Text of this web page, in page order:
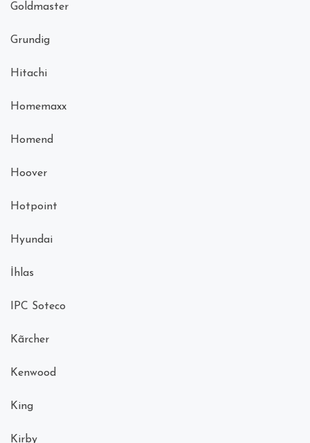
Goldmaster
Grundig
Hitachi
Homemaxx
Homend
Hoover
Hotpoint
Hyundai
İhlas
IPC Soteco
Kãrcher
Kenwood
King
Kirby